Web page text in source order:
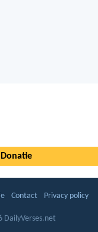
Donatie
Contact Privacy policy
DailyVerses.net